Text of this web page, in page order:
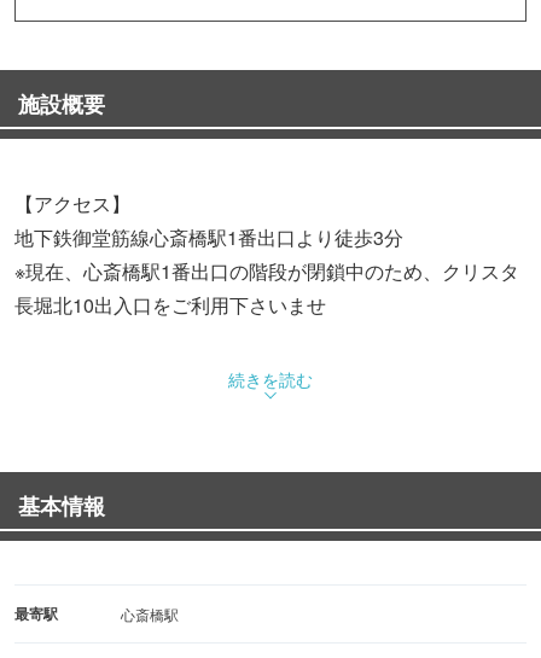
施設概要
【アクセス】
地下鉄御堂筋線心斎橋駅1番出口より徒歩3分
※現在、心斎橋駅1番出口の階段が閉鎖中のため、クリスタ
長堀北10出入口をご利用下さいませ
ナポリピッツァを日本に広めた功労者サルヴァトーレ・ク
ピッツァの世界的祭典「PIZZA FEST」で最優秀賞を受
賞。
世界が認めた味をぜひ当店でお楽しみください◎
◆歓送迎会・各種宴会向けコース予約受付中！歓送迎会に
続きを読む
基本情報
最寄駅 心斎橋駅